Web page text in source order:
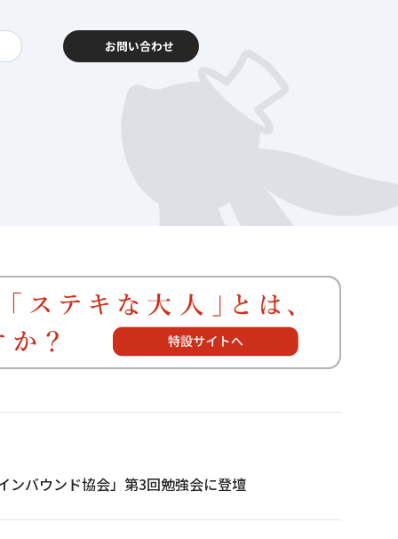
らしを支える
お問い合わせ
ンバウンド協会」第3回勉強会に登壇